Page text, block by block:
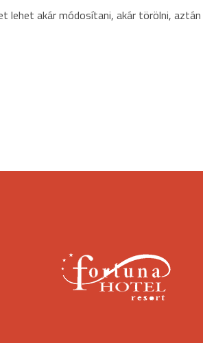
lehet akár módosítani, akár törölni,